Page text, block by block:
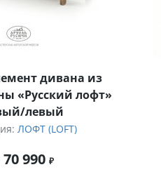
дивана из
«Русский лофт»
левый
ЛОФТ (LOFT)
70 990